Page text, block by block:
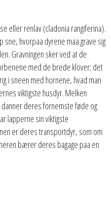
eller renlav (cladonia rangiferina).
hvorpaa dyrene maa grave sig
Gravningen sker ved at de
med de brede klover; det
i sneen med hornene, hvad man
viktigste husdyr. Melken
deres fornemste føde og
lapperne sin viktigste
er deres transportdyr, som om
bærer deres bagage paa en